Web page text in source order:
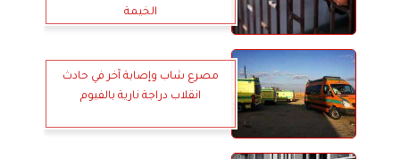
الخيمة
مصرع شاب وإصابة آخر في حادث
انقلاب دراجة نارية بالفيوم